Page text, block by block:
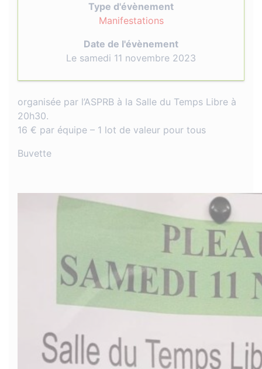
Type d'évènement
Manifestations
Date de l'évènement
Le samedi 11 novembre 2023
organisée par l’ASPRB à la Salle du Temps Libre à
20h30.
16 € par équipe – 1 lot de valeur pour tous
Buvette